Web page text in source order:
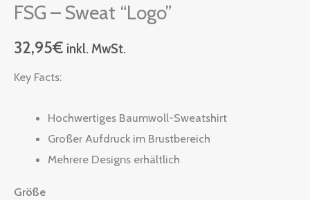
FSG – Sweat “Logo”
32,95€ inkl. MwSt.
Key Facts:
Hochwertiges Baumwoll-Sweatshirt
Großer Aufdruck im Brustbereich
Mehrere Designs erhältlich
Größe